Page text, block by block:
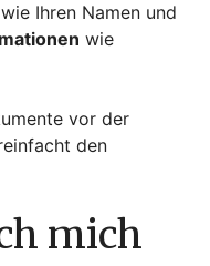
wie Ihren Namen und
wie
vor der
den
mich